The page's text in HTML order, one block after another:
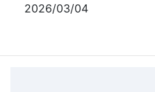
2026/03/04